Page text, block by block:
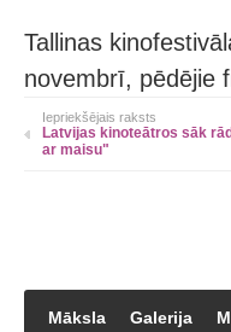
Tallinas
novembrī, pēdējie
Iepriekšējais raksts
Latvijas kinoteātros sāk
ar maisu"
Māksla Galerija